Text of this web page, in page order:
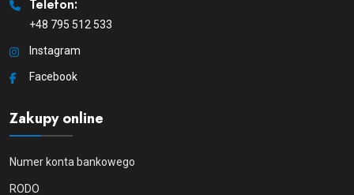
Telefon:
+48 795 512 533
Instagram
Facebook
Zakupy online
Numer konta bankowego
RODO